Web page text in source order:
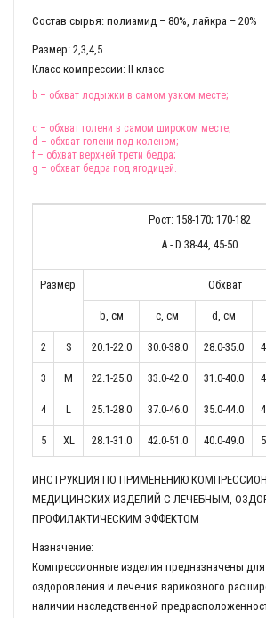
Состав сырья: полиамид – 80%, лайкра – 20%
Размер: 2,3,4,5
Класс компрессии: II класс
b – обхват лодыжки в самом узком месте;
c – обхват голени в самом широком месте;
d – обхват голени под коленом;
f – обхват верхней трети бедра;
g – обхват бедра под ягодицей.
Рост: 158-170; 170-182
A - D 38-44, 45-50
Размер Обхват
b, cм c, cм d, cм
2 S 20.1-22.0 30.0-38.0 28.0-35.0
3 M 22.1-25.0 33.0-42.0 31.0-40.0
4 L 25.1-28.0 37.0-46.0 35.0-44.0
5 XL 28.1-31.0 42.0-51.0 40.0-49.0
ИНСТРУКЦИЯ ПО ПРИМЕНЕНИЮ
МЕДИЦИНСКИХ ИЗДЕЛИЙ С ЛЕЧЕБНЫМ,
ПРОФИЛАКТИЧЕСКИМ ЭФФЕКТОМ
Назначение:
Компрессионные изделия предназначены
оздоровления и лечения варикозного
наличии наследственной